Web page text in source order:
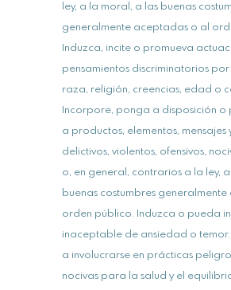
ley, a la moral, a las buenas
generalmente aceptadas o al
Induzca, incite o promueva
pensamientos discriminatorios
raza, religión, creencias, edad o
Incorpore, ponga a disposición
a productos, elementos, mensajes
delictivos, violentos, ofensivos,
o, en general, contrarios a la ley,
buenas costumbres
orden público. Induzca o pueda
inaceptable de ansiedad o
a involucrarse en prácticas
nocivas para la salud y el